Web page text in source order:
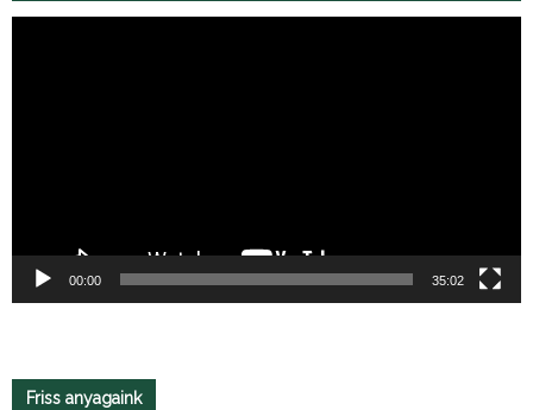
00:00 35:02
Friss anyagaink